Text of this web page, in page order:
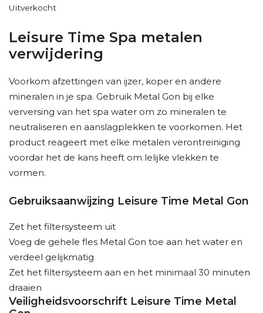
Uitverkocht
Leisure Time Spa metalen
verwijdering
Voorkom afzettingen van ijzer, koper en andere
mineralen in je spa. Gebruik Metal Gon bij elke
verversing van het spa water om zo mineralen te
neutraliseren en aanslagplekken te voorkomen. Het
product reageert met elke metalen verontreiniging
voordar het de kans heeft om lelijke vlekken te
vormen.
Gebruiksaanwijzing Leisure Time Metal Gon
Zet het filtersysteem uit
Voeg de gehele fles Metal Gon toe aan het water en
verdeel gelijkmatig
Zet het filtersysteem aan en het minimaal 30 minuten
draaien
Veiligheidsvoorschrift Leisure Time Metal